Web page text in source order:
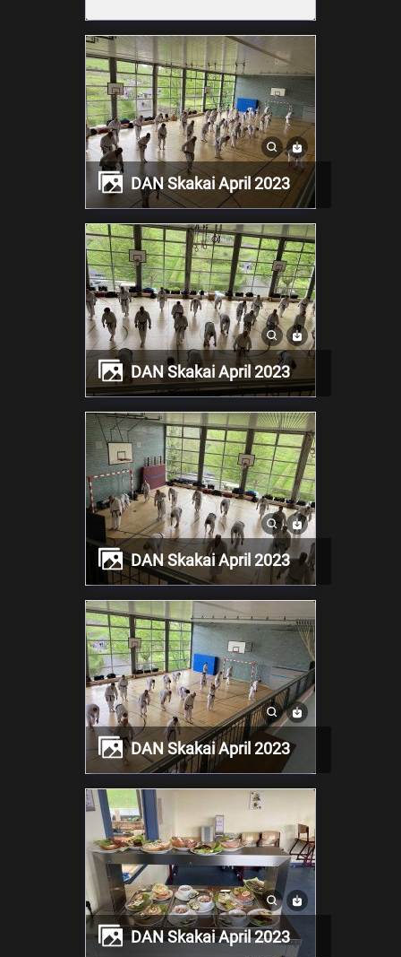
DAN Skakai April 2023
DAN Skakai April 2023
DAN Skakai April 2023
DAN Skakai April 2023
DAN Skakai April 2023